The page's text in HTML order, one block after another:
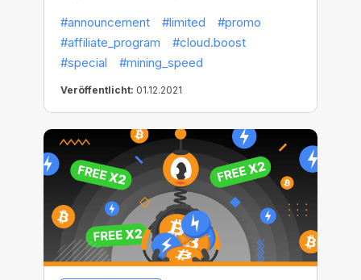
nur wissen, wie alles funktioniert? Dann
sind Sie am richtigen Ort!
#announcement #limited
#promo
#affiliate_program
#cloud.boost
#special
#mining_speed
Veröffentlicht: 01.12.2021